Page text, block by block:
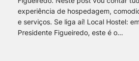
experiência de hospedagem,
e serviços. Se liga aí! Local Hostel:
Presidente Figueiredo, este é o…